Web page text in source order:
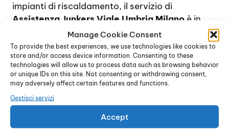
Manage Cookie Consent
To provide the best experiences, we use technologies like cookies to
store and/or access device information. Consenting to these
technologies will allow us to process data such as browsing behavior
or unique IDs on this site. Not consenting or withdrawing consent,
may adversely affect certain features and functions.
Gestisci servizi
Accept
impianti di riscaldamento, il servizio di
Assistenza Junkers Viale Umbria Milano è in
grado di affrontare qualsiasi problema nel
contesto della manutenzione delle caldaie a gas
di qualsiasi modello. La presenza di un
magazzino di ricambi originali permette ai
tecnici di provvedere rapidamente a risolvere
guasti e problemi di funzionamento di qualsiasi
tipo, dai più semplici ai più complessi.
Ogni intervento viene effettuato con la massima